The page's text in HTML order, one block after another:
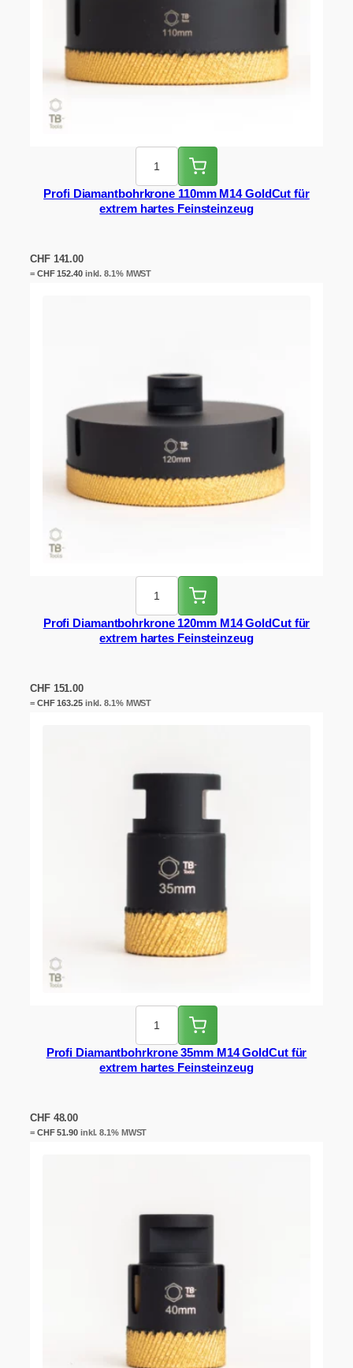
Profi Diamantbohrkrone 110mm M14 GoldCut für
extrem hartes Feinsteinzeug
CHF141.00
= CHF152.40inkl. 8.1% MWST
Profi Diamantbohrkrone 120mm M14 GoldCut für
extrem hartes Feinsteinzeug
CHF151.00
= CHF163.25inkl. 8.1% MWST
Profi Diamantbohrkrone 35mm M14 GoldCut für
extrem hartes Feinsteinzeug
CHF48.00
= CHF51.90inkl. 8.1% MWST